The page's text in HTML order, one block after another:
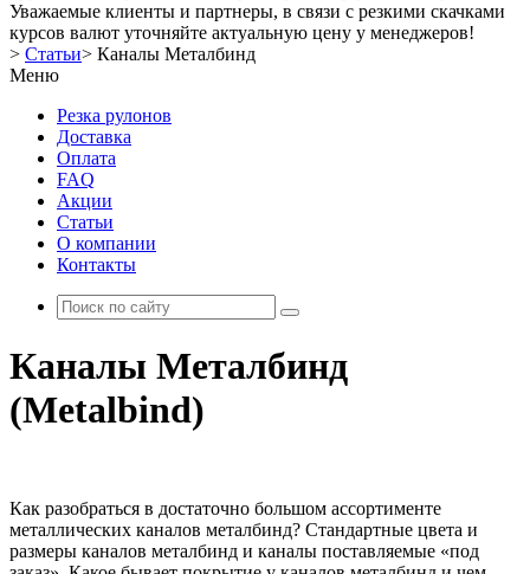
Уважаемые клиенты и партнеры, в связи с резкими скачками
курсов валют уточняйте актуальную цену у менеджеров!
> Статьи> Каналы Металбинд
Меню
Резка рулонов
Доставка
Оплата
FAQ
Акции
Статьи
О компании
Контакты
Каналы Металбинд
(Metalbind)
Как разобраться в достаточно большом ассортименте
металлических каналов металбинд? Стандартные цвета и
размеры каналов металбинд и каналы поставляемые «под